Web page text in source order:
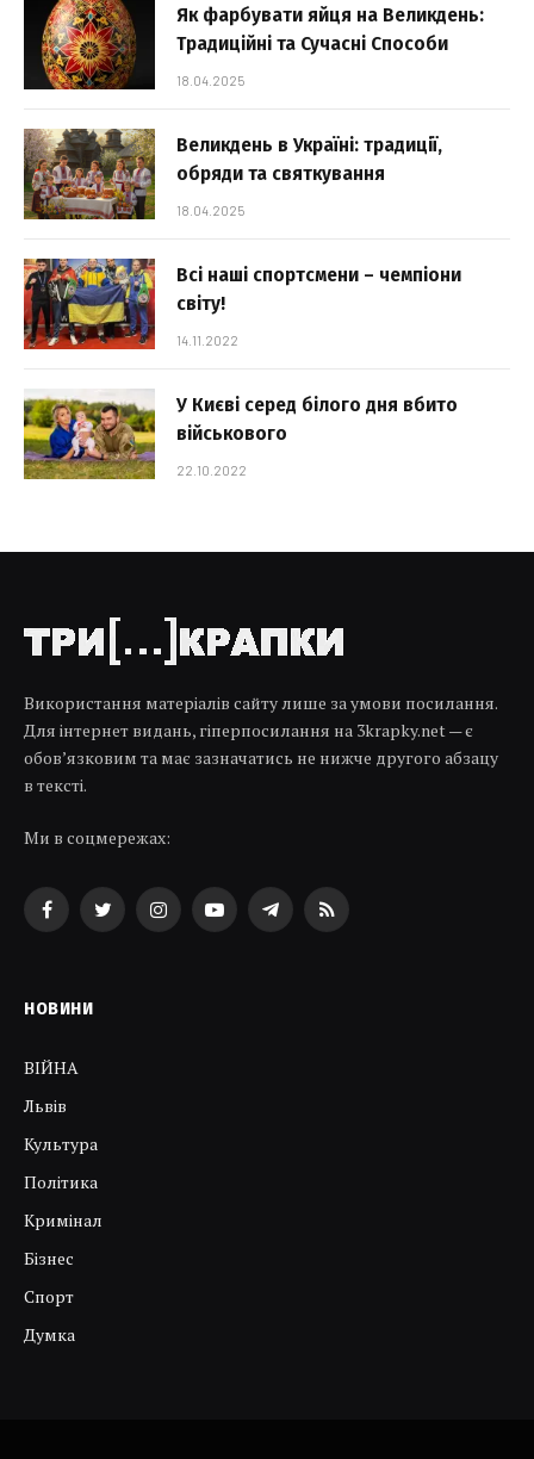
Як фарбувати яйця на Великдень:
Традиційні та Сучасні Способи
18.04.2025
Великдень в Україні: традиції,
обряди та святкування
18.04.2025
Всі наші спортсмени – чемпіони
світу!
14.11.2022
У Києві серед білого дня вбито
військового
22.10.2022
Використання матеріалів сайту лише за умови посилання.
Для інтернет видань, гіперпосилання на 3krapky.net — є
обов’язковим та має зазначатись не нижче другого абзацу
в тексті.
Ми в соцмережах:
FacebookTwitterInstagramYouTubeTelegramRSS
НОВИНИ
ВІЙНА
Львів
Культура
Політика
Кримінал
Бізнес
Спорт
Думка